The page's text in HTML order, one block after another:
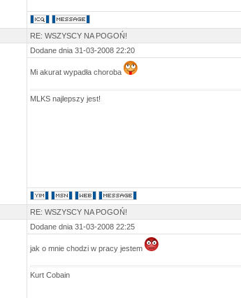
RE: WSZYSCY NA POGOŃ!
Dodane dnia 31-03-2008 22:20
Mi akurat wypadła choroba
MLKS najlepszy jest!
RE: WSZYSCY NA POGOŃ!
Dodane dnia 31-03-2008 22:25
jak o mnie chodzi w pracy jestem
Kurt Cobain